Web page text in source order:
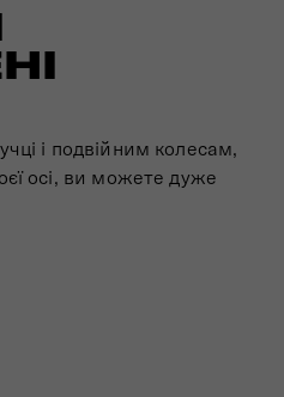
і подвійним колесам,
осі, ви можете дуже